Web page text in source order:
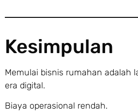
Kesimpulan
Memulai bisnis rumahan adalah
era digital.
Biaya operasional rendah.